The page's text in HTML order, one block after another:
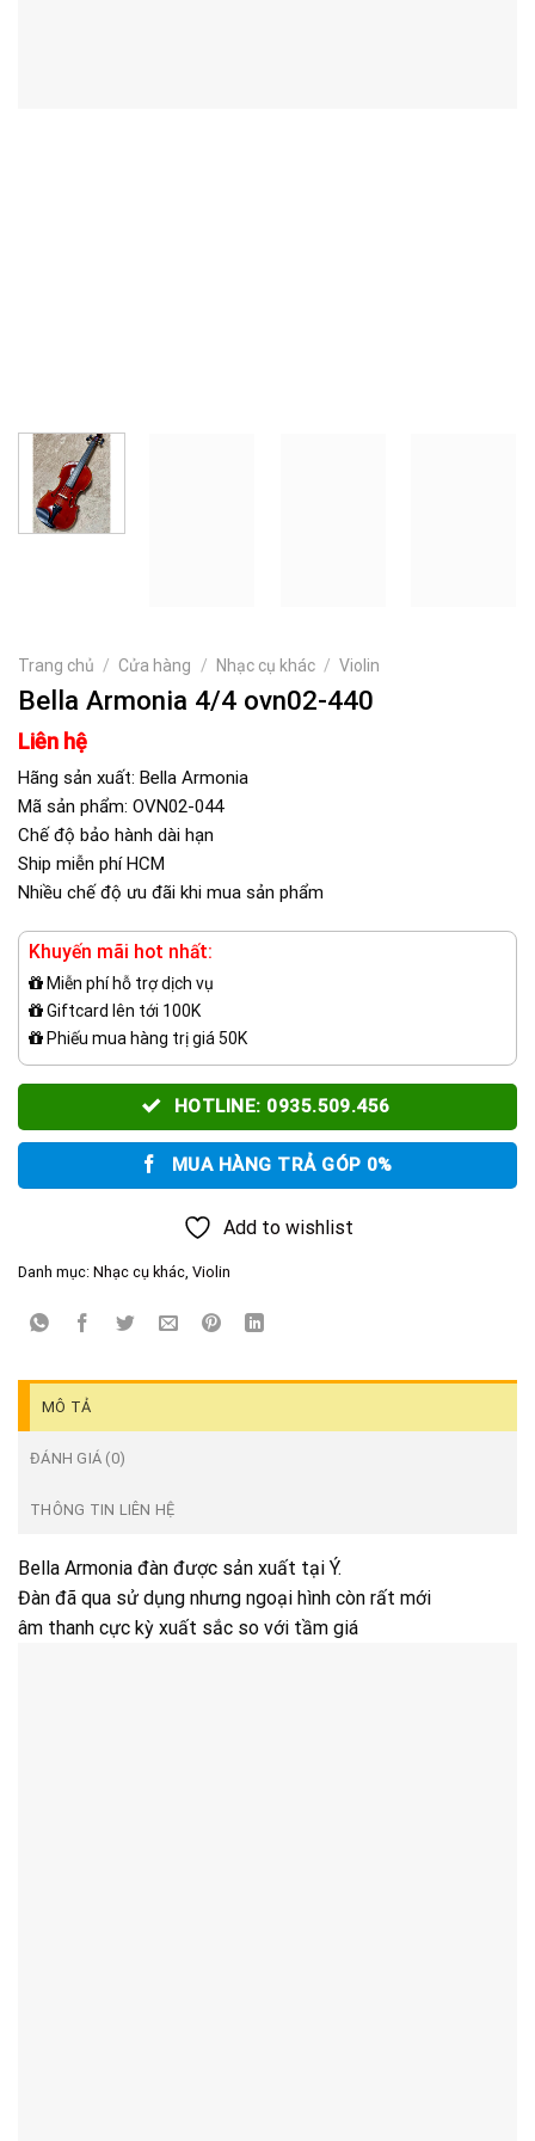
Trang chủ / Cửa hàng / Nhạc cụ khác / Violin
Bella Armonia 4/4 ovn02-440
Liên hệ
Hãng sản xuất: Bella Armonia
Mã sản phẩm: OVN02-044
Chế độ bảo hành dài hạn
Ship miễn phí HCM
Nhiều chế độ ưu đãi khi mua sản phẩm
Khuyến mãi hot nhất:
Miễn phí hỗ trợ dịch vụ
Giftcard lên tới 100K
Phiếu mua hàng trị giá 50K
HOTLINE: 0935.509.456
MUA HÀNG TRẢ GÓP 0%
Add to wishlist
Danh mục: Nhạc cụ khác Violin
MÔ TẢ
ĐÁNH GIÁ (0)
THÔNG TIN LIÊN HỆ
Bella Armonia đàn được sản xuất tại Ý.
Đàn đã qua sử dụng nhưng ngoại hình còn rất mới
âm thanh cực kỳ xuất sắc so với tầm giá